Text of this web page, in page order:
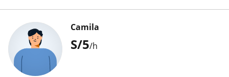
S/5/h
Camila